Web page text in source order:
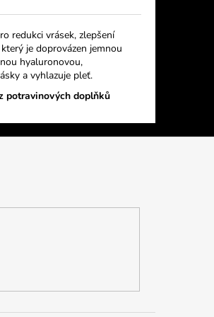
redukci vrásek, zlepšení
je doprovázen jemnou
hyaluronovou,
a vyhlazuje pleť.
potravinových doplňků